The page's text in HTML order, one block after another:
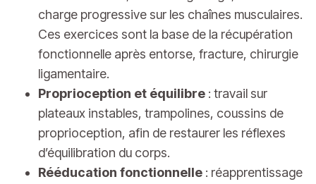
charge progressive sur les chaînes musculaires.
Ces exercices sont la base de la récupération
fonctionnelle après entorse, fracture, chirurgie
ligamentaire.
Proprioception et équilibre : travail sur
plateaux instables, trampolines, coussins de
proprioception, afin de restaurer les réflexes
d’équilibration du corps.
Rééducation fonctionnelle : réapprentissage